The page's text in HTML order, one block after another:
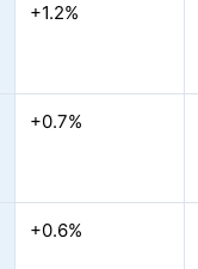
+1.2%
+0.7%
+0.6%